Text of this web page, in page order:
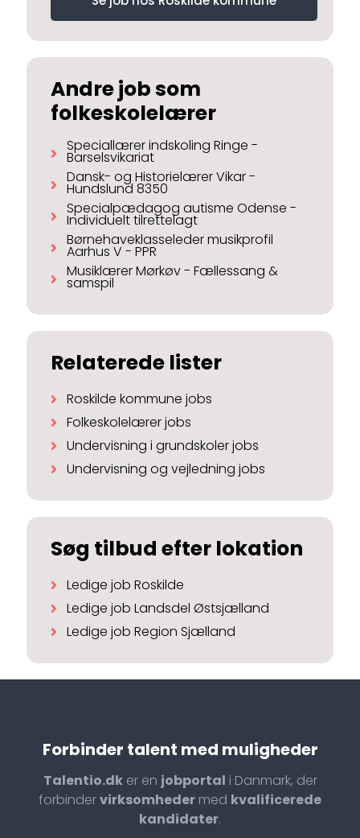
Andre job som
folkeskolelærer
Speciallærer indskoling Ringe -
Barselsvikariat
Dansk- og Historielærer Vikar -
Hundslund 8350
Specialpædagog autisme Odense -
Individuelt tilrettelagt
Børnehaveklasseleder musikprofil
Aarhus V - PPR
Musiklærer Mørkøv - Fællessang &
samspil
Relaterede lister
Roskilde kommune jobs
Folkeskolelærer jobs
Undervisning i grundskoler jobs
Undervisning og vejledning jobs
Søg tilbud efter lokation
Ledige job Roskilde
Ledige job Landsdel Østsjælland
Ledige job Region Sjælland
Forbinder talent med muligheder
Talentio.dker en jobportal i Danmark, der
forbindervirksomheder med kvalificerede
kandidater.